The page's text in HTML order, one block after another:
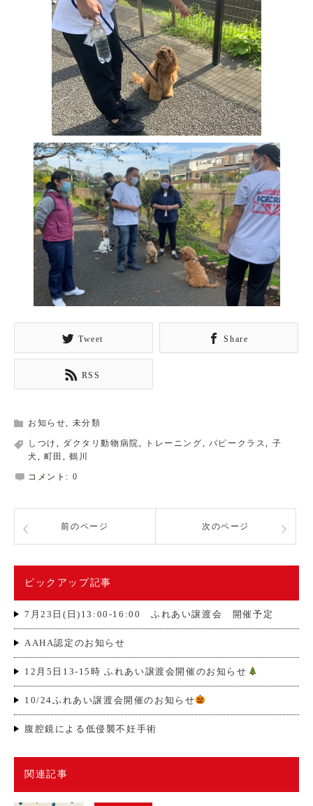
Tweet Share
RSS
お知らせ, 未分類
しつけ , ダクタリ動物病院, トレーニング, パピークラス, 子
犬 , 町田,鶴川
コメント: 0
前のページ 次のページ
ピックアップ記事
7月23日(日)13:00-16:00 ふれあい譲渡会 開催予定
AAHA認定のお知らせ
12月5日13-15時 ふれあい譲渡会開催のお知らせ
10/24ふれあい譲渡会開催のお知らせ
腹腔鏡による低侵襲不妊手術
関連記事